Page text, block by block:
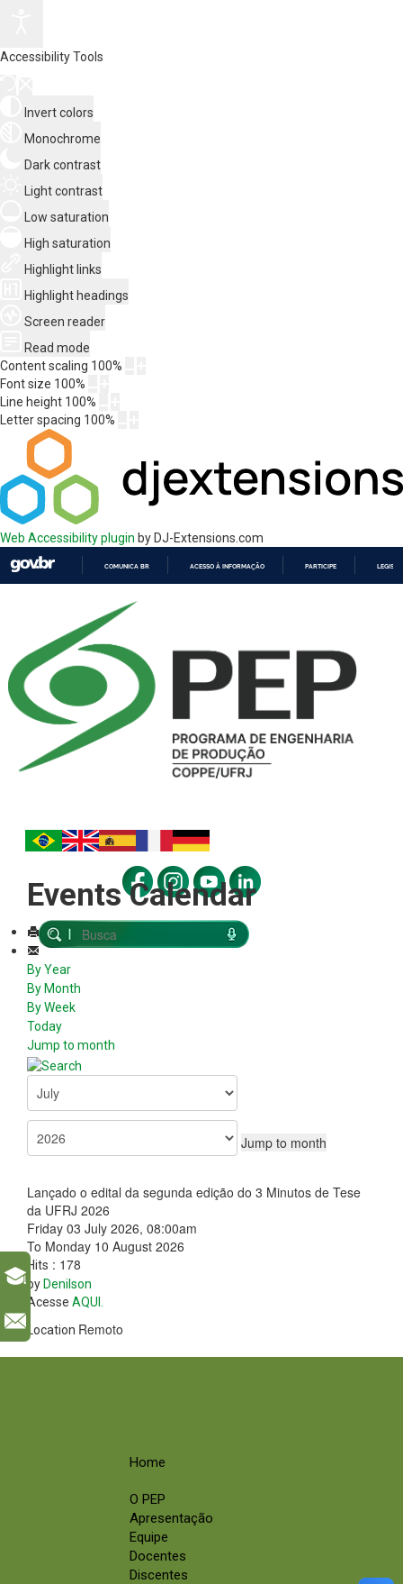
Accessibility Tools
Invert colors
Monochrome
Dark contrast
Light contrast
Low saturation
High saturation
Highlight links
Highlight headings
Screen reader
Read mode
Content scaling 100%
Font size 100%
Line height 100%
Letter spacing 100%
Web Accessibility plugin by DJ-Extensions.com
COMUNICA BR ACESSO À INFORMAÇÃO PARTICIPE
Events Calendar
By Year
By Month
By Week
Today
Jump to month
Jump to month
Lançado o edital da segunda edição do 3 Minutos de Tese
da UFRJ 2026
Friday 03 July 2026, 08:00am
To Monday 10 August 2026
Hits : 178
by Denilson
Acesse AQUI.
Location Remoto
Home
O PEP
Apresentação
Equipe
Docentes
Discentes